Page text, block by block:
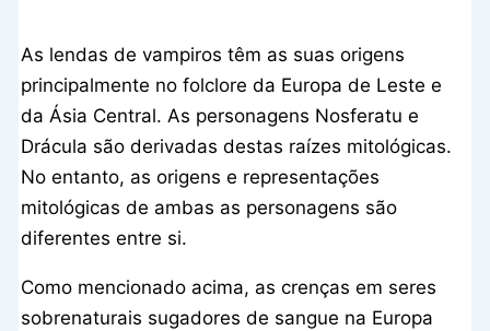
As lendas de vampiros têm as suas origens
principalmente no folclore da Europa de Leste e
da Ásia Central. As personagens Nosferatu e
Drácula são derivadas destas raízes mitológicas.
No entanto, as origens e representações
mitológicas de ambas as personagens são
diferentes entre si.
Como mencionado acima, as crenças em seres
sobrenaturais sugadores de sangue na Europa